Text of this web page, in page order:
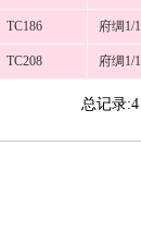
TC186 府绸1/1
TC208 府绸1/1
总记录:4